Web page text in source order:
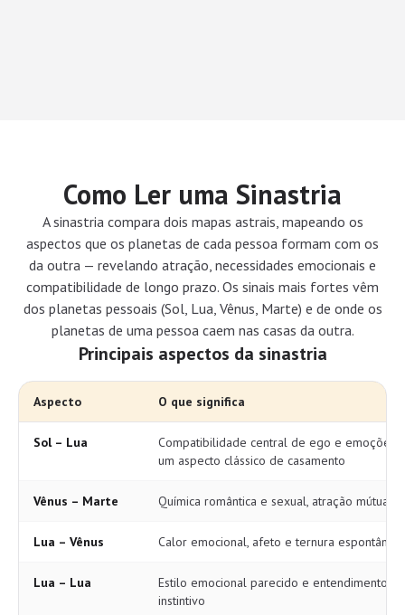
Como Ler uma Sinastria
A sinastria compara dois mapas astrais, mapeando os
aspectos que os planetas de cada pessoa formam com os
da outra — revelando atração, necessidades emocionais e
compatibilidade de longo prazo. Os sinais mais fortes vêm
dos planetas pessoais (Sol, Lua, Vênus, Marte) e de onde os
planetas de uma pessoa caem nas casas da outra.
Principais aspectos da sinastria
Aspecto O que significa
Sol – Lua
Compatibilidade central de ego e emoções;
um aspecto clássico de casamento
Vênus – Marte Química romântica e sexual, atração mútua
Lua – Vênus Calor emocional, afeto e ternura espontânea
Lua – Lua
Estilo emocional parecido e entendimento
instintivo